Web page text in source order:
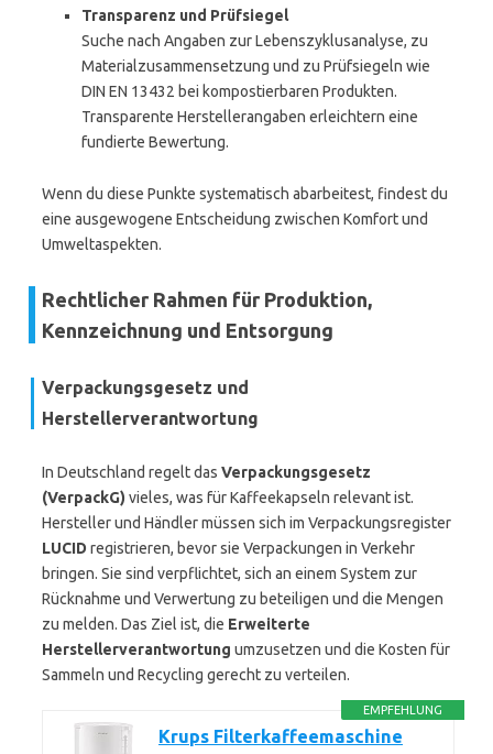
Transparenz und Prüfsiegel
Suche nach Angaben zur Lebenszyklusanalyse, zu
Materialzusammensetzung und zu Prüfsiegeln wie
DIN EN 13432 bei kompostierbaren Produkten.
Transparente Herstellerangaben erleichtern eine
fundierte Bewertung.
Wenn du diese Punkte systematisch abarbeitest, findest du
eine ausgewogene Entscheidung zwischen Komfort und
Umweltaspekten.
Rechtlicher Rahmen für Produktion,
Kennzeichnung und Entsorgung
Verpackungsgesetz und
Herstellerverantwortung
In Deutschland regelt das Verpackungsgesetz
(VerpackG) vieles, was für Kaffeekapseln relevant ist.
Hersteller und Händler müssen sich im Verpackungsregister
LUCID registrieren, bevor sie Verpackungen in Verkehr
bringen. Sie sind verpflichtet, sich an einem System zur
Rücknahme und Verwertung zu beteiligen und die Mengen
zu melden. Das Ziel ist, die Erweiterte
Herstellerverantwortung umzusetzen und die Kosten für
Sammeln und Recycling gerecht zu verteilen.
EMPFEHLUNG
Krups Filterkaffeemaschine